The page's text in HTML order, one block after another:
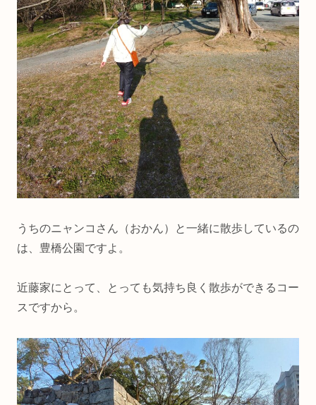
うちのニャンコさん（おかん）と一緒に散歩しているの
は、豊橋公園ですよ。
近藤家にとって、とっても気持ち良く散歩ができるコー
スですから。